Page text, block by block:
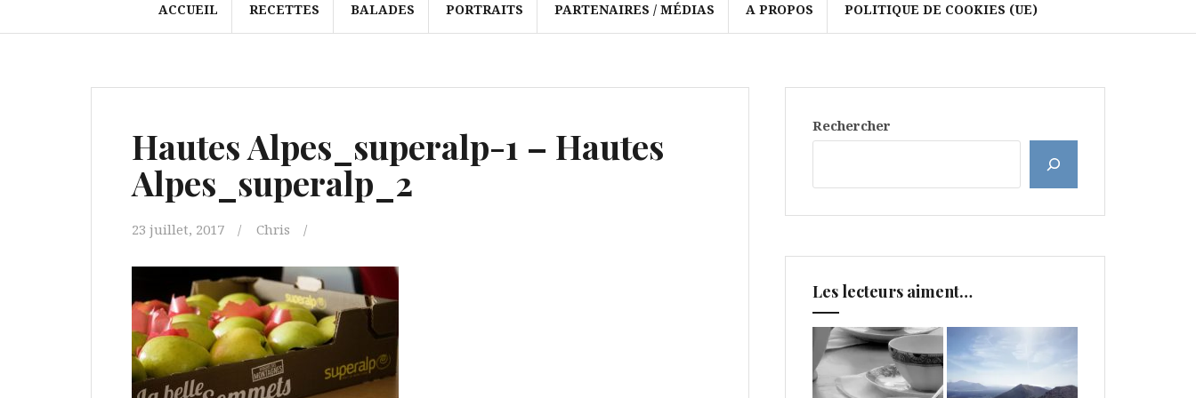
ACCUEIL RECETTES BALADES PORTRAITS PARTENAIRES / MÉDIAS A PROPOS POLITIQUE DE COOKIES (UE)
Hautes Alpes_superalp-1 – Hautes
Alpes_superalp_2
23 juillet, 2017 Chris
Rechercher
Les lecteurs aiment…